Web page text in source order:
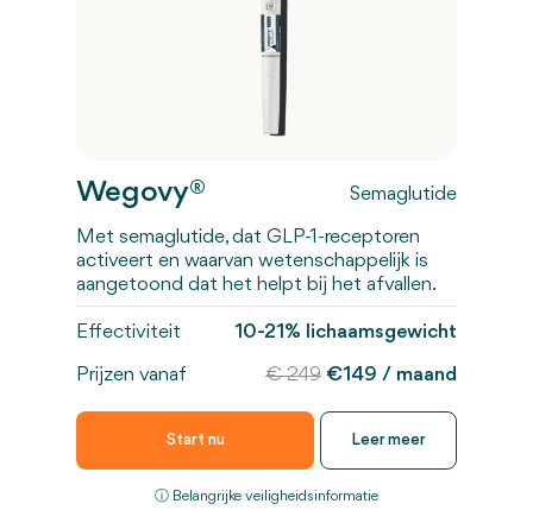
Wegovy®
Met semaglutide, dat GLP-1-receptoren
activeert en waarvan wetenschappelijk is
aangetoond dat het helpt bij het afvallen.
Prijzen vanaf
10-21% lichaamsgewicht
€ 249 €149 / maand
Effectiviteit
Start nu
ⓘ Belangrijke veiligheidsinformatie
Semaglutide
Leer meer